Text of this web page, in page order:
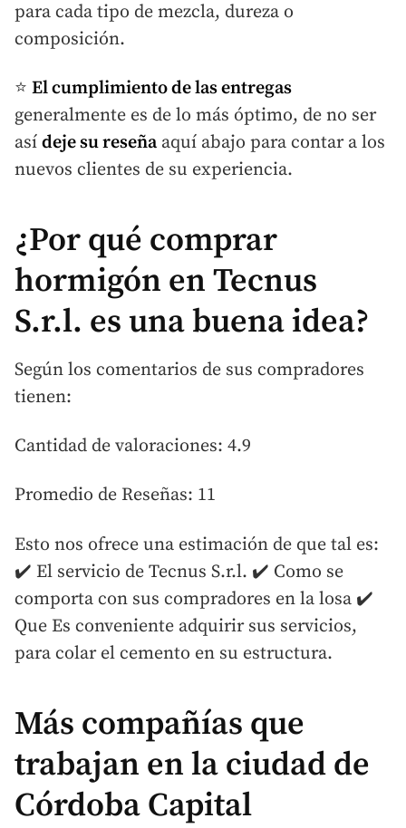
para cada tipo de mezcla, dureza o
composición.
⭐ El cumplimiento de las entregas
generalmente es de lo más óptimo, de no ser
así deje su reseña aquí abajo para contar a los
nuevos clientes de su experiencia.
¿Por qué comprar
hormigón en Tecnus
S.r.l. es una buena idea?
Según los comentarios de sus compradores
tienen:
Cantidad de valoraciones: 4.9
Promedio de Reseñas: 11
Esto nos ofrece una estimación de que tal es:
✔️ El servicio de Tecnus S.r.l. ✔️ Como se
comporta con sus compradores en la losa ✔️
Que Es conveniente adquirir sus servicios,
para colar el cemento en su estructura.
Más compañías que
trabajan en la ciudad de
Córdoba Capital